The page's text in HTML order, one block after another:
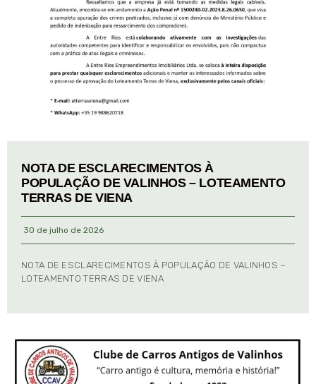
NOTA DE ESCLARECIMENTOS À
POPULAÇÃO DE VALINHOS – LOTEAMENTO
TERRAS DE VIENA
30 de julho de 2026
NOTA DE ESCLARECIMENTOS À POPULAÇÃO DE VALINHOS –
LOTEAMENTO TERRAS DE VIENA